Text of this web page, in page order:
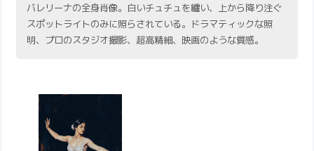
バレリーナの全身肖像。白いチュチュを纏い、上から降り注ぐ
スポットライトのみに照らされている。ドラマティックな照
明、プロのスタジオ撮影、超高精細、映画のような質感。